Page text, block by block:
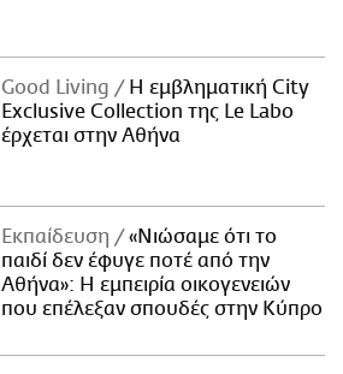
Good Living
Η εμβληματική City
Exclusive Collection της Le Labo
έρχεται στην Αθήνα
Εκπαίδευση
«Νιώσαμε ότι το
παιδί δεν έφυγε ποτέ από την
Αθήνα»: Η εμπειρία οικογενειών
που επέλεξαν σπουδές στην Κύπρο